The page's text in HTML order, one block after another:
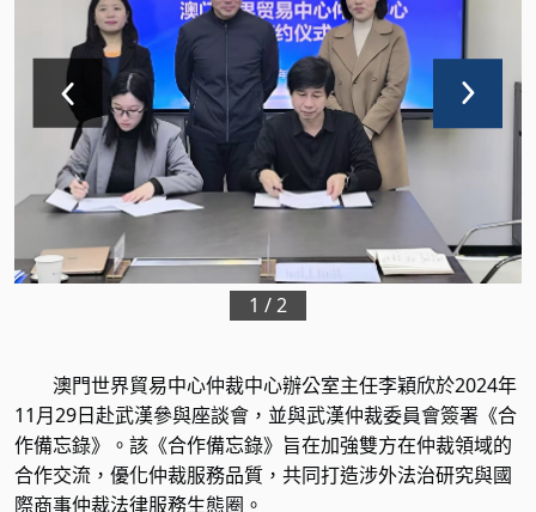
1 /2
澳門世界貿易中心仲裁中心辦公室主任李穎欣於2024年
11月29日赴武漢參與座談會，並與武漢仲裁委員會簽署《合
作備忘錄》。該《合作備忘錄》旨在加強雙方在仲裁領域的
合作交流，優化仲裁服務品質，共同打造涉外法治研究與國
際商事仲裁法律服務生態圈。